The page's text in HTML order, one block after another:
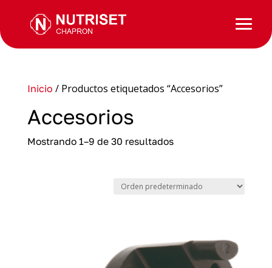
Inicio / Productos etiquetados “Accesorios”
Accesorios
Mostrando 1–9 de 30 resultados